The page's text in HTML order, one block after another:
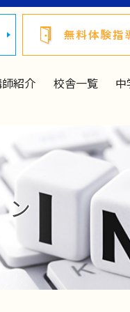
紹介 校舎一覧 中